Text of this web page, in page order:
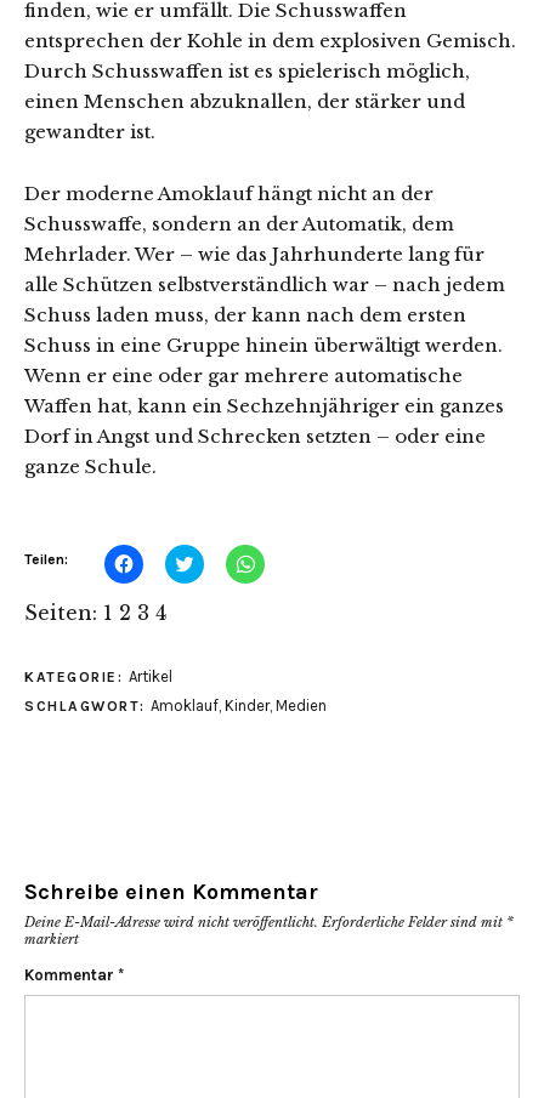
finden, wie er umfällt. Die Schusswaffen
entsprechen der Kohle in dem explosiven Gemisch.
Durch Schusswaffen ist es spielerisch möglich,
einen Menschen abzuknallen, der stärker und
gewandter ist.
Der moderne Amoklauf hängt nicht an der
Schusswaffe, sondern an der Automatik, dem
Mehrlader. Wer – wie das Jahrhunderte lang für
alle Schützen selbstverständlich war – nach jedem
Schuss laden muss, der kann nach dem ersten
Schuss in eine Gruppe hinein überwältigt werden.
Wenn er eine oder gar mehrere automatische
Waffen hat, kann ein Sechzehnjähriger ein ganzes
Dorf in Angst und Schrecken setzten – oder eine
ganze Schule.
Teilen: Klick,
um
Facebook
zu
in
neuem
Fenster
geöffnet)
Klick,
um
Fenster
geöffnet)
Klicken,
um
Fenster
geöffnet)
Seiten: 1 2 3 4
KATEGORIE: Artikel
SCHLAGWORT: Amoklauf Kinder, Medien
Schreibe einen Kommentar
Deine E-Mail-Adresse wird nicht veröffentlicht. Erforderliche Felder sind mit *
markiert
Kommentar *